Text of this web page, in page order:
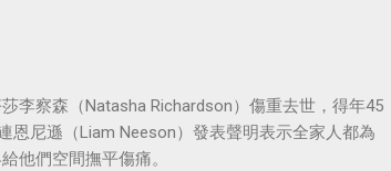
李察森（Natasha Richardson）傷重去世，得年45
恩尼遜（Liam Neeson）發表聲明表示全家人都為
他們空間撫平傷痛。